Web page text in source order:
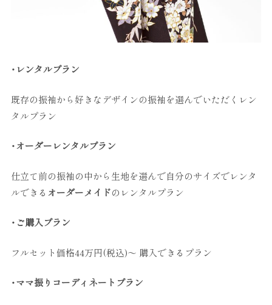
・レンタルプラン
既存の振袖から好きなデザインの振袖を選んでいただくレン
タルプラン
・オーダーレンタルプラン
仕立て前の振袖の中から生地を選んで自分のサイズでレンタ
ルできる オーダーメイドのレンタルプラン
・ご購入プラン
フルセット価格44万円(税込)～ 購入できるプラン
・ママ振りコーディネートプラン